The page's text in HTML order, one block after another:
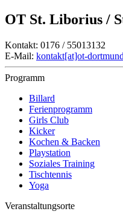
OT St. Liborius /
Kontakt: 0176 / 55013132
E-Mail: kontakt[at]ot-
Programm
Billard
Ferienprogramm
Girls Club
Kicker
Kochen & Backen
Playstation
Soziales Training
Tischtennis
Yoga
Veranstaltungsorte